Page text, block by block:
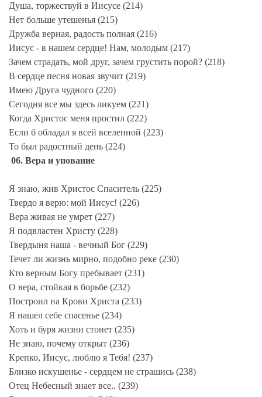
Душа, торжествуй в Иисусе (214)
Нет больше утешенья (215)
Дружба верная, радость полная (216)
Иисус - в нашем сердце! Нам, молодым (217)
Зачем страдать, мой друг, зачем грустить порой? (218)
В сердце песня новая звучит (219)
Имею Друга чудного (220)
Сегодня все мы здесь ликуем (221)
Когда Христос меня простил (222)
Если б обладал я всей вселенной (223)
То был радостный день (224)
06. Вера и упование
Я знаю, жив Христос Спаситель (225)
Твердо я верю: мой Иисус! (226)
Вера живая не умрет (227)
Я подвластен Христу (228)
Твердыня наша - вечный Бог (229)
Течет ли жизнь мирно, подобно реке (230)
Кто верным Богу пребывает (231)
О вера, стойкая в борьбе (232)
Построил на Крови Христа (233)
Я нашел себе спасенье (234)
Хоть и буря жизни стонет (235)
Не знаю, почему открыт (236)
Крепко, Иисус, люблю я Тебя! (237)
Близко искушенье - сердцем не страшись (238)
Отец Небесный знает все.. (239)